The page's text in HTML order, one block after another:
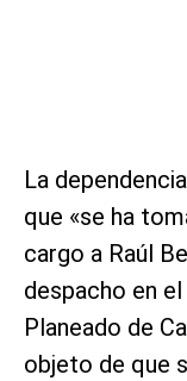
La
que «se ha
cargo a Raúl
despacho en
Planeado de
objeto de que